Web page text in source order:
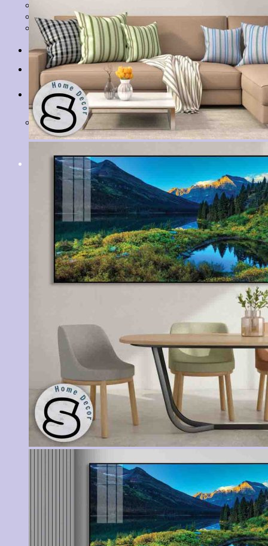
Tranh Tĩnh Vật
Tranh Đồng Quê
Tranh Thuỷ Mặc
Tranh Con Hổ
Tin tức
Liên hệ
Giỏ hàng
Chưa có sản phẩm trong giỏ hàng.
Tìm